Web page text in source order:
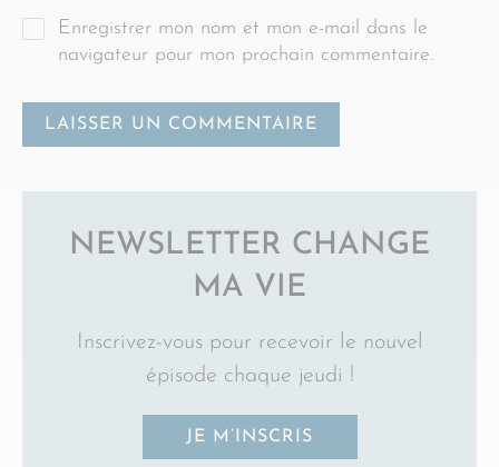
Enregistrer mon nom et mon e-mail dans le
navigateur pour mon prochain commentaire.
NEWSLETTER CHANGE
MA VIE
Inscrivez-vous pour recevoir le nouvel
épisode chaque jeudi !
JE M’INSCRIS